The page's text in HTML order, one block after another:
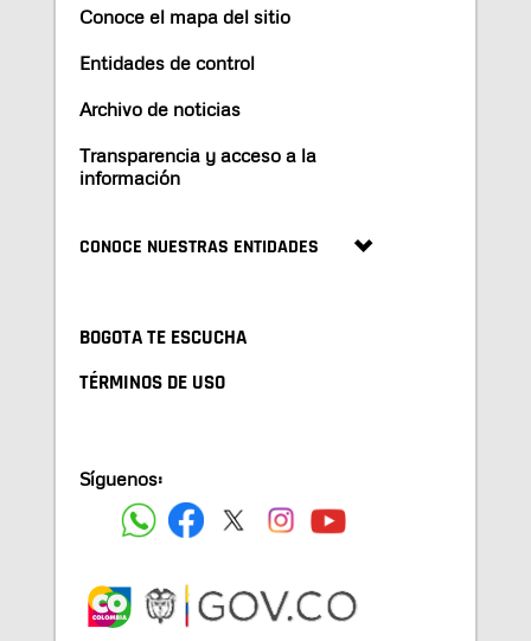
Conoce el mapa del sitio
Entidades de control
Archivo de noticias
Transparencia y acceso a la
información
CONOCE NUESTRAS ENTIDADES
BOGOTA TE ESCUCHA
TÉRMINOS DE USO
Síguenos: